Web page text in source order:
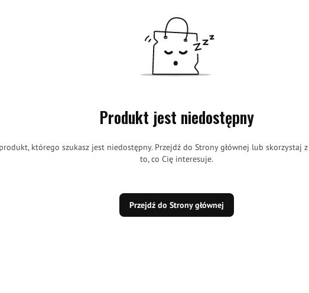
Produkt jest niedostępny
którego szukasz jest niedostępny. Przejdź do Strony głównej lub skorzystaj
to, co Cię interesuje.
Przejdź do Strony głównej